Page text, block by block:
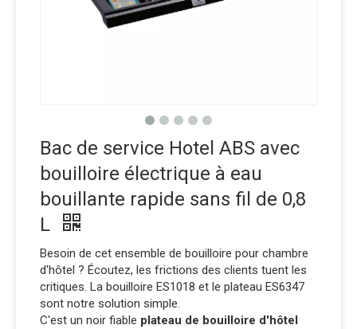
Bac de service Hotel ABS avec
bouilloire électrique à eau
bouillante rapide sans fil de 0,8
L
Besoin de cet ensemble de bouilloire pour chambre
d'hôtel ? Écoutez, les frictions des clients tuent les
critiques. La bouilloire ES1018 et le plateau ES6347
sont notre solution simple.
C'est un noir fiable plateau de bouilloire d'hôtel